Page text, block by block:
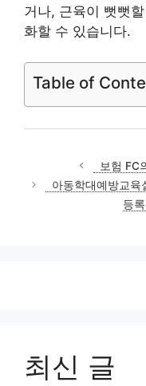
거나, 근육이 뻣뻣
화할 수 있습니다.
Table of
보험 FC
아동학대예방교육
등
최신 글